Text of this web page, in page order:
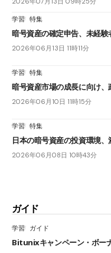
学習 特集
暗号資産の確定申告、未経
2026年06月13日 11時11分
学習 特集
暗号資産市場の成長に向け
2026年06月10日 11時15分
学習 特集
日本の暗号資産の投資環境
2026年06月08日 10時43分
ガイド
学習 ガイド
Bitunixキャンペーン・ボー